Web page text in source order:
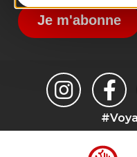
Je m'abonne